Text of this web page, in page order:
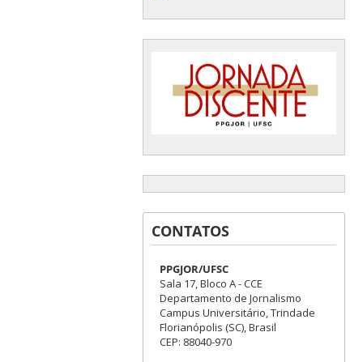
CONTATOS
PPGJOR/UFSC
Sala 17, Bloco A - CCE
Departamento de Jornalismo
Campus Universitário, Trindade
Florianópolis (SC), Brasil
CEP: 88040-970